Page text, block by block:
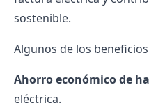
sostenible.
Algunos de los
Ahorro económico de
eléctrica.